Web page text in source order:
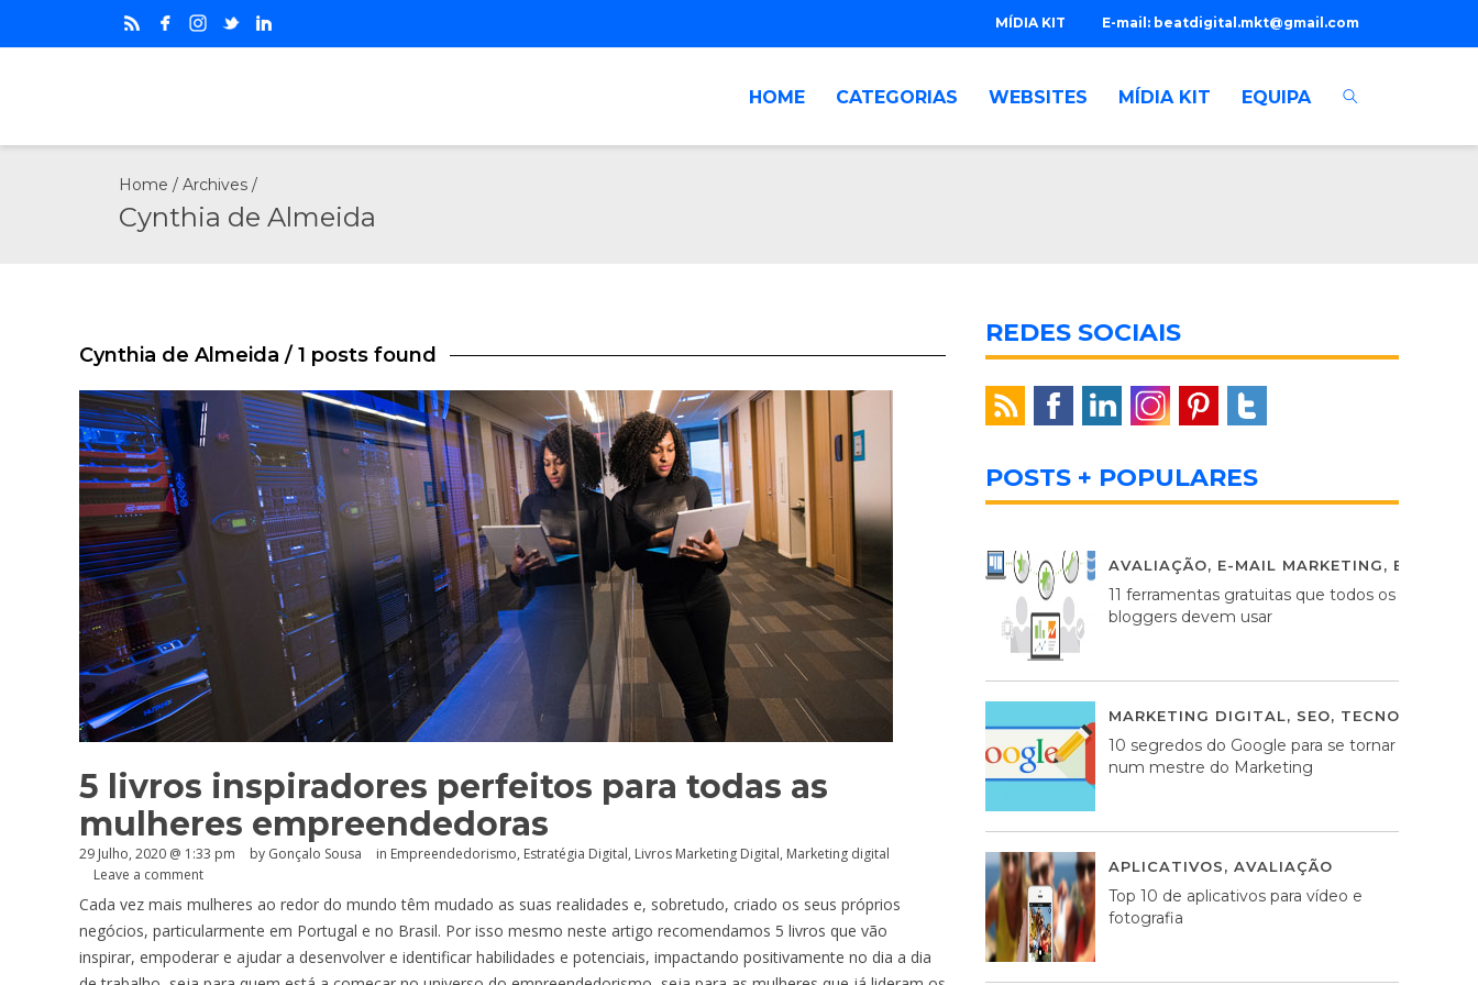
E-mail: beatdigital.mkt@gmail.com
MÍDIA KIT
HOME CATEGORIAS WEBSITES MÍDIA KIT EQUIPA
Home / Archives /
Cynthia de Almeida
Cynthia de Almeida / 1 posts found
5 livros inspiradores perfeitos para todas as
mulheres empreendedoras
29 Julho, 2020 @ 1:33 pm by Gonçalo Sousa in Empreendedorismo, Estratégia Digital, Livros Marketing Digital, Marketing digital
Leave a comment
Cada vez mais mulheres ao redor do mundo têm mudado as suas realidades e, sobretudo, criado os seus próprios
negócios, particularmente em Portugal e no Brasil. Por isso mesmo neste artigo recomendamos 5 livros que vão
inspirar, empoderar e ajudar a desenvolver e identificar habilidades e potenciais, impactando positivamente no dia a dia
REDES SOCIAIS
POSTS + POPULARES
AVALIAÇÃO, E-MAIL MARKETING,
11 ferramentas gratuitas que todos os
bloggers devem usar
MARKETING DIGITAL, SEO, TECNOLOGIA
10 segredos do Google para se tornar
num mestre do Marketing
APLICATIVOS, AVALIAÇÃO
Top 10 de aplicativos para vídeo e
fotografia